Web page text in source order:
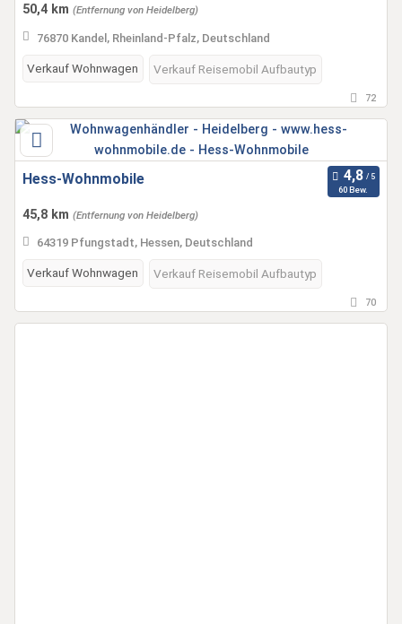
50,4 km (Entfernung von Heidelberg)
76870 Kandel, Rheinland-Pfalz, Deutschland
Verkauf Wohnwagen Verkauf Reisemobil Aufbautyp
72
Hess-Wohnmobile
60 Bew.
45,8 km (Entfernung von Heidelberg)
64319 Pfungstadt, Hessen, Deutschland
Verkauf Wohnwagen Verkauf Reisemobil Aufbautyp
70